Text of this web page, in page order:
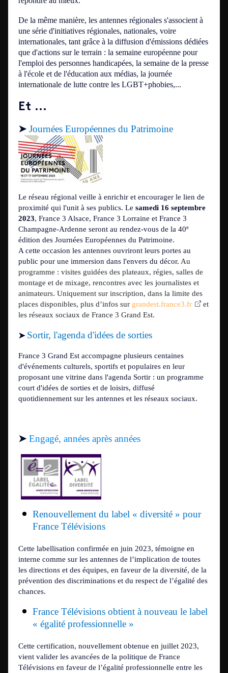
De la même manière, les antennes régionales s'associent à
une série d'initiatives régionales, nationales, voire
internationales, tant grâce à la diffusion d'émissions dédiées
que d'actions sur le terrain : la semaine européenne pour
l'emploi des personnes handicapées, la semaine de la presse
à l'école et de l'éducation aux médias, la journée
internationale de lutte contre les LGBT+phobies,...
Et ...
➤ Journées Européennes du Patrimoine
Le réseau régional veille à enrichir et encourager le lien de
proximité qui l'unit à ses publics. Le samedi 16 septembre
2023, France 3 Alsace, France 3 Lorraine et France 3
Champagne-Ardenne seront au rendez-vous de la 40e
édition des Journées Européennes du Patrimoine.
A cette occasion les antennes ouvriront leurs portes au
public pour une immersion dans l'envers du décor. Au
programme : visites guidées des plateaux, régies, salles de
montage et de mixage, rencontres avec les journalistes et
animateurs. Uniquement sur inscription, dans la limite des
places disponibles, plus d’infos sur grandest.france3.fr
et
les réseaux sociaux de France 3 Grand Est.
➤ Sortir, l'agenda d'idées de sorties
France 3 Grand Est accompagne plusieurs centaines
d'événements culturels, sportifs et populaires en leur
proposant une vitrine dans l'agenda Sortir : un programme
court d'idées de sorties et de loisirs, diffusé
quotidiennement sur les antennes et les réseaux sociaux.
➤ Engagé, années après années
Renouvellement du label « diversité » pour
France Télévisions
Cette labellisation confirmée en juin 2023, témoigne en
interne comme sur les antennes de l’implication de toutes
les directions et des équipes, en faveur de la diversité, de la
prévention des discriminations et du respect de l’égalité des
chances.
France Télévisions obtient à nouveau le label
« égalité professionnelle »
Cette certification, nouvellement obtenue en juillet 2023,
vient valider les avancées de la politique de France
Télévisions en faveur de l’égalité professionnelle entre les